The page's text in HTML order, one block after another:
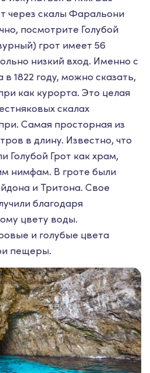
через скалы Фаральони
посмотрите Голубой
грот имеет 56
низкий вход. Именно с
1822 году, можно сказать,
как курорта. Это целая
скалах
Самая просторная из
в длину. Известно, что
Голубой Грот как храм,
нимфам. В гроте были
и Тритона. Свое
благодаря
цвету воды.
и голубые цвета
пещеры.